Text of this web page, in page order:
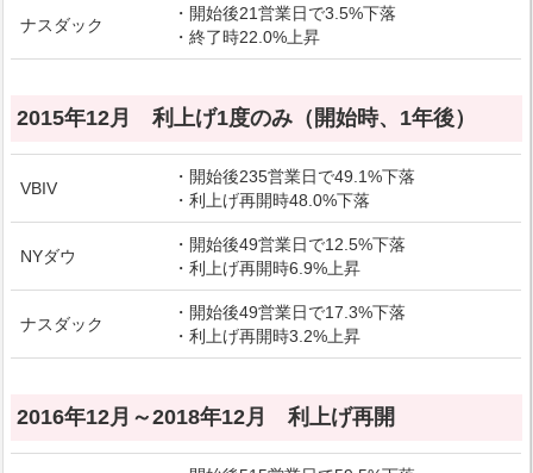
ナスダック
・開始後21営業日で3.5%下落
・終了時22.0%上昇
2015年12月 利上げ1度のみ（開始時、1年後）
VBIV
・開始後235営業日で49.1%下落
・利上げ再開時48.0%下落
NYダウ
・開始後49営業日で12.5%下落
・利上げ再開時6.9%上昇
ナスダック
・開始後49営業日で17.3%下落
・利上げ再開時3.2%上昇
2016年12月～2018年12月 利上げ再開